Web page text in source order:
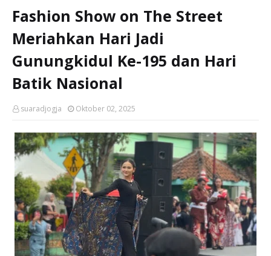
Fashion Show on The Street
Meriahkan Hari Jadi
Gunungkidul Ke-195 dan Hari
Batik Nasional
suaradjogja Oktober 02, 2025